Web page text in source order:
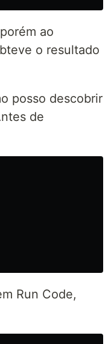
ao
o resultado
posso descobrir
de
Run Code,